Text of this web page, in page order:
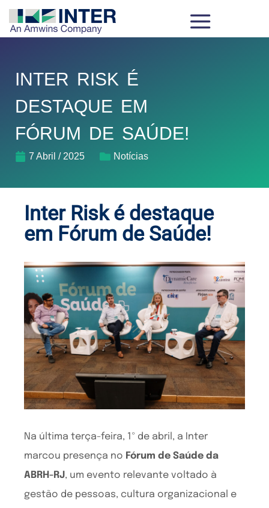
INTER RISK É
DESTAQUE EM
FÓRUM DE SAÚDE!
7 Abril / 2025 Notícias
Inter Risk é destaque
em Fórum de Saúde!
Na última terça-feira, 1º de abril, a Inter
marcou presença no Fórum de Saúde da
ABRH-RJ, um evento relevante voltado à
gestão de pessoas, cultura organizacional e